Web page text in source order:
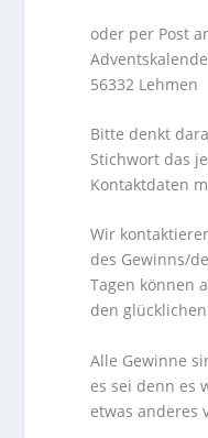
oder per Post
56332 Lehmen
Bitte denkt
Stichwort das
Kontaktdaten
Wir
des Gewinns/
Tagen können
den
Alle Gewinne
es sei denn es
etwas anderes